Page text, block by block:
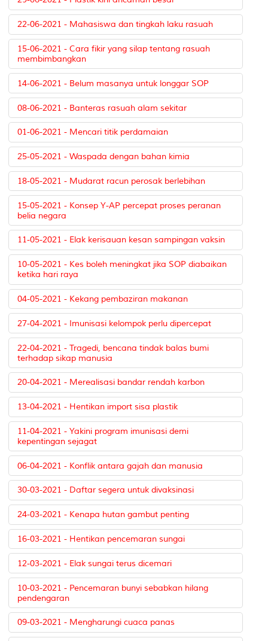
22-06-2021 - Mahasiswa dan tingkah laku rasuah
15-06-2021 - Cara fikir yang silap tentang rasuah
membimbangkan
14-06-2021 - Belum masanya untuk longgar SOP
08-06-2021 - Banteras rasuah alam sekitar
01-06-2021 - Mencari titik perdamaian
25-05-2021 - Waspada dengan bahan kimia
18-05-2021 - Mudarat racun perosak berlebihan
15-05-2021 - Konsep Y-AP percepat proses peranan
belia negara
11-05-2021 - Elak kerisauan kesan sampingan vaksin
10-05-2021 - Kes boleh meningkat jika SOP diabaikan
ketika hari raya
04-05-2021 - Kekang pembaziran makanan
27-04-2021 - Imunisasi kelompok perlu dipercepat
22-04-2021 - Tragedi, bencana tindak balas bumi
terhadap sikap manusia
20-04-2021 - Merealisasi bandar rendah karbon
13-04-2021 - Hentikan import sisa plastik
11-04-2021 - Yakini program imunisasi demi
kepentingan sejagat
06-04-2021 - Konflik antara gajah dan manusia
30-03-2021 - Daftar segera untuk divaksinasi
24-03-2021 - Kenapa hutan gambut penting
16-03-2021 - Hentikan pencemaran sungai
12-03-2021 - Elak sungai terus dicemari
10-03-2021 - Pencemaran bunyi sebabkan hilang
pendengaran
09-03-2021 - Mengharungi cuaca panas